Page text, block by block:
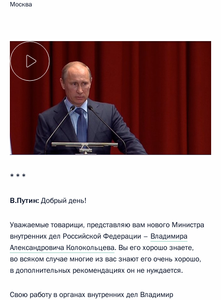
Москва
* * *
В.Путин: Добрый день!
Уважаемые товарищи, представляю вам нового Министра
внутренних дел Российской Федерации – Владимира
Александровича Колокольцева. Вы его хорошо знаете,
во всяком случае многие из вас знают его очень хорошо,
в дополнительных рекомендациях он не нуждается.
Свою работу в органах внутренних дел Владимир